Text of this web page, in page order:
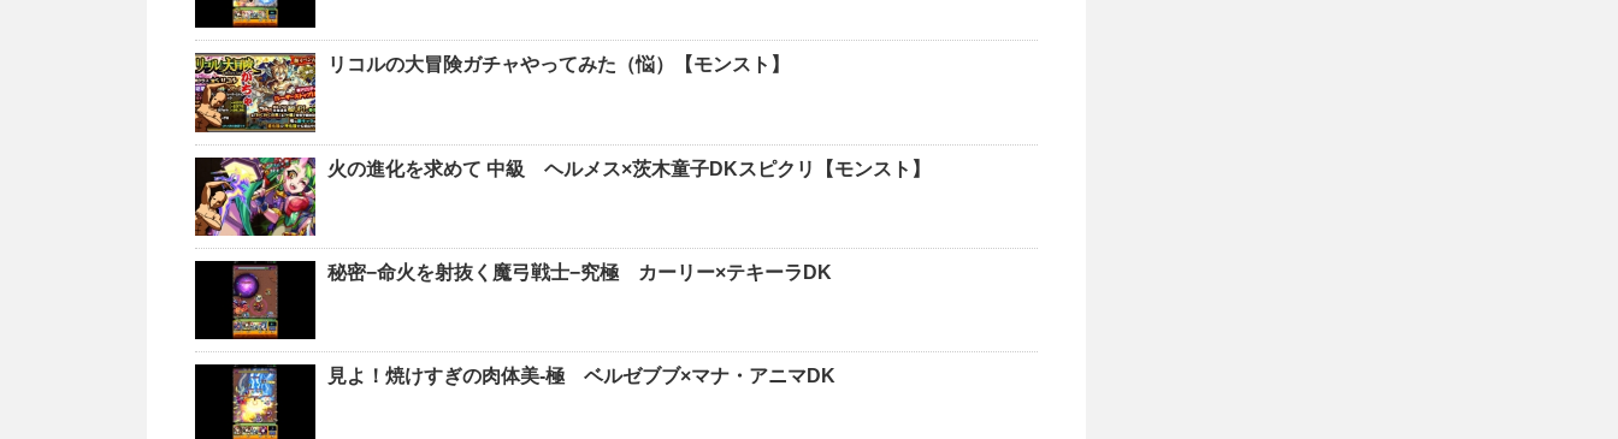
リコルの大冒険ガチャやってみた（悩）【モンスト】
火の進化を求めて 中級 ヘルメス×茨木童子DKスピクリ【モンスト】
秘密−命火を射抜く魔弓戦士−究極 カーリー×テキーラDK
見よ！焼けすぎの肉体美-極 ベルゼブブ×マナ・アニマDK